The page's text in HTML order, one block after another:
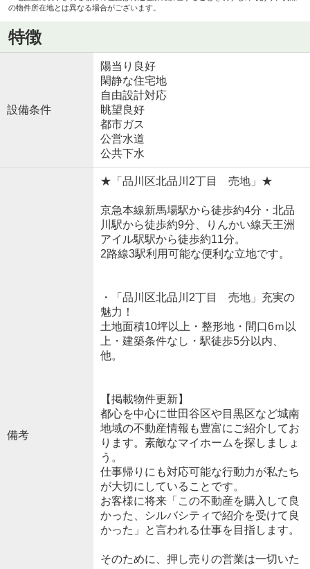
の物件所在地とは異なる場合がございます。
特徴
設備条件
陽当り良好
閑静な住宅地
自由設計対応
眺望良好
都市ガス
公営水道
公共下水
備考
★「品川区北品川2丁目 売地」★
京急本線新馬場駅から徒歩約4分・北品
川駅から徒歩約9分、りんかい線天王洲
アイル駅駅から徒歩約11分。
2路線3駅利用可能な便利な立地です。
・「品川区北品川2丁目 売地」充実の
魅力！
土地面積10坪以上・整形地・間口6ｍ以
上・建築条件なし・駅徒歩5分以内、
他。
【掲載物件更新】
都心を中心に世田谷区や目黒区など城南
地域の不動産情報も豊富にご紹介してお
ります。素敵なマイホームを探しましょ
う。
仕事帰りにも対応可能な行動力が私たち
が大切にしていることです。
お客様に将来「この不動産を購入して良
かった、シルバシティで紹介を受けて良
かった」と言われる仕事を目指します。
そのために、押し売りの営業は一切いた